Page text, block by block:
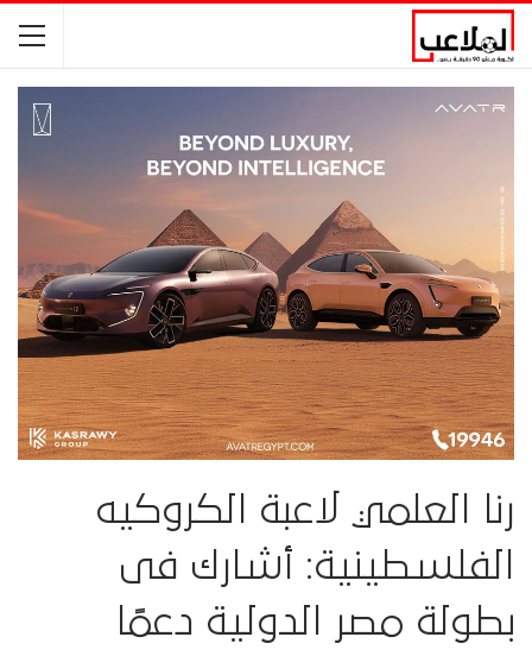
رنا العلمي لاعبة الكروكيه
الفلسطينية: أشارك فى
بطولة مصر الدولية دعمًا